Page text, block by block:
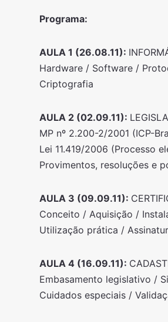
Programa:
AULA 1 (26.08.11):
Hardware / Software /
Criptografia
AULA 2 (02.09.11):
MP nº 2.200-2/2001 (ICP-
Lei 11.419/2006 (Processo
Provimentos, resoluções e
AULA 3 (09.09.11):
Conceito / Aquisição /
Utilização prática /
AULA 4 (16.09.11):
Embasamento legislativo /
Cuidados especiais /